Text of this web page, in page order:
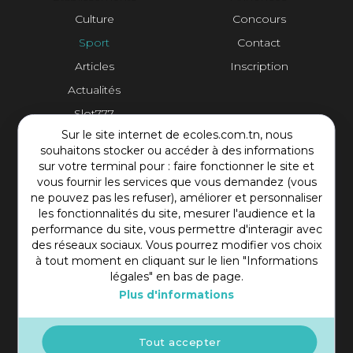
Sur le site internet de ecoles.com.tn, nous
souhaitons stocker ou accéder à des informations
sur votre terminal pour : faire fonctionner le site et
vous fournir les services que vous demandez (vous
ne pouvez pas les refuser), améliorer et personnaliser
les fonctionnalités du site, mesurer l'audience et la
performance du site, vous permettre d'interagir avec
des réseaux sociaux. Vous pourrez modifier vos choix
à tout moment en cliquant sur le lien "Informations
légales" en bas de page.
Plus d'informations
Tout accepter
Culture
Sport
Articles
Actualités
Slot777
Concours
Contact
Inscription
Contact Plateforme
Rue Mohamed Shim, Rbat Monastir 5000 Tunisie
+216 97 50 60 54
contact@ecoles.com.tn